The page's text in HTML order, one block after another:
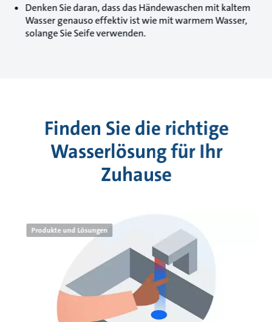
Denken Sie daran, dass das Händewaschen mit kaltem
Wasser genauso effektiv ist wie mit warmem Wasser,
solange Sie Seife verwenden.
Finden Sie die richtige
Wasserlösung für Ihr
Zuhause
Produkte und Lösungen